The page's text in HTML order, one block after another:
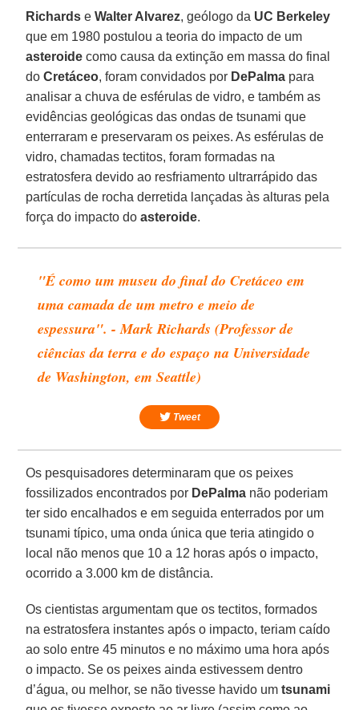
Richards eWalter Alvarez, geólogo da UC Berkeley
que em 1980 postulou a teoria do impacto de um
asteroide como causa da extinção em massa do final
doCretáceo, foram convidados por DePalma para
analisar a chuva de esférulas de vidro, e também as
evidências geológicas das ondas de tsunami que
enterraram e preservaram os peixes. As esférulas de
vidro, chamadas tectitos, foram formadas na
estratosfera devido ao resfriamento ultrarrápido das
partículas de rocha derretida lançadas às alturas pela
força do impacto doasteroide.
"É como um museu do final do Cretáceo em
uma camada de um metro e meio de
espessura". - Mark Richards (Professor de
ciências da terra e do espaço na Universidade
de Washington, em Seattle)
Tweet
Os pesquisadores determinaram que os peixes
fossilizados encontrados por DePalma não poderiam
ter sido encalhados e em seguida enterrados por um
tsunami típico, uma onda única que teria atingido o
local não menos que 10 a 12 horas após o impacto,
ocorrido a 3.000 km de distância.
Os cientistas argumentam que os tectitos, formados
na estratosfera instantes após o impacto, teriam caído
ao solo entre 45 minutos e no máximo uma hora após
o impacto. Se os peixes ainda estivessem dentro
d’água, ou melhor, se não tivesse havido umtsunami